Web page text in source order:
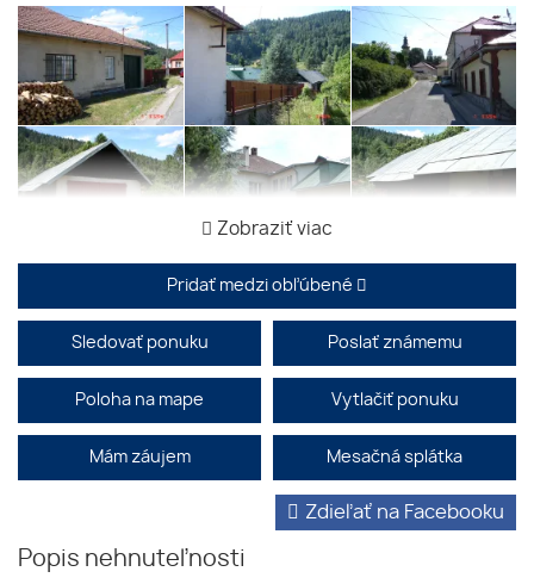
Zobraziť viac
Pridať medzi obľúbené
Sledovať ponuku Poslať známemu
Poloha na mape Vytlačiť ponuku
Mám záujem Mesačná splátka
Popis nehnuteľnosti
Zdieľať na Facebooku